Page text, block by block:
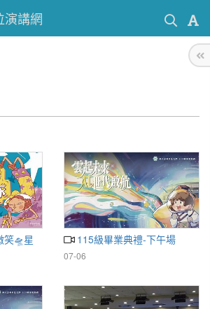
演講網
115級畢業典禮-下午場
07-06